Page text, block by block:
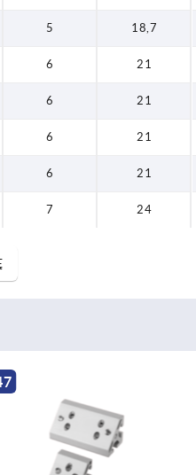
5 18,7
6 21
6 21
6 21
6 21
7 24